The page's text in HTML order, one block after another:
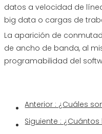
datos a velocidad de
big data o cargas de
La aparición de
de ancho de banda, al
programabilidad del
Anterior : ¿Cuáles son
Siguiente : ¿Cuántos